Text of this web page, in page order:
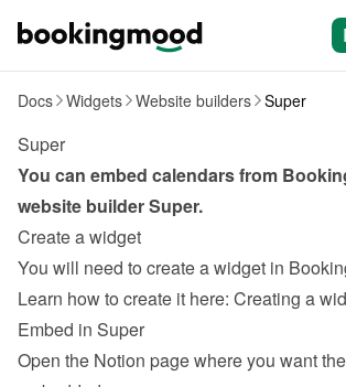
Docs Widgets Website builders Super
Super
You can embed calendars from
website builder Super.
Create a widget
You will need to create a widget in
Learn how to create it here: Creating a
Embed in Super
Open the Notion page where you want